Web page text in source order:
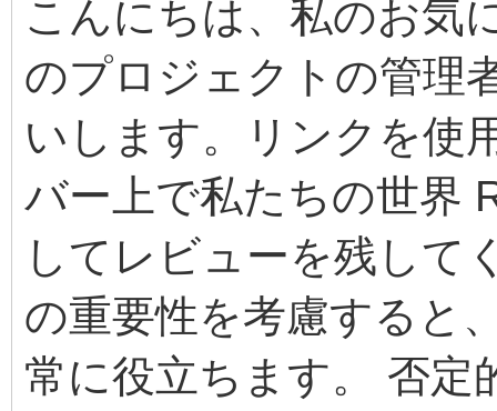
こんにちは、私のお気
のプロジェクトの管理
いします。リンクを使
バー上で私たちの世界
してレビューを残して
の重要性を考慮すると
常に役立ちます。 否定